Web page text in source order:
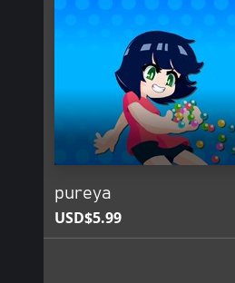
pureya
USD$5.99